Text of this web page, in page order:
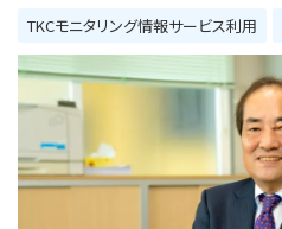
TKCモニタリング情報サービス利用